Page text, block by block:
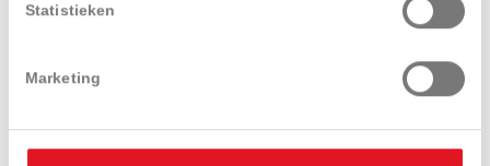
Statistieken
Marketing